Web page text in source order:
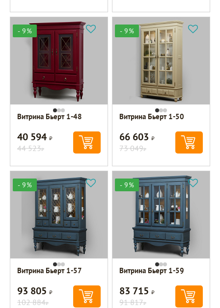
- 9%
Витрина Бьерт 1-48
40 594Р
44 523Р
- 9%
Витрина Бьерт 1-50
66 603Р
73 049Р
- 9%
Витрина Бьерт 1-57
93 805Р
102 884Р
- 9%
Витрина Бьерт 1-59
83 715Р
91 817Р